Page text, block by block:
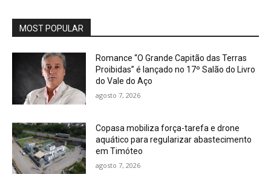
MOST POPULAR
Romance “O Grande Capitão das Terras
Proibidas” é lançado no 17º Salão do Livro
do Vale do Aço
agosto 7, 2026
Copasa mobiliza força-tarefa e drone
aquático para regularizar abastecimento
em Timóteo
agosto 7, 2026